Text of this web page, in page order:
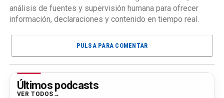
análisis de fuentes y supervisión humana para ofrecer
información, declaraciones y contenido en tiempo real.
PULSA PARA COMENTAR
Últimos podcasts
VER TODOS